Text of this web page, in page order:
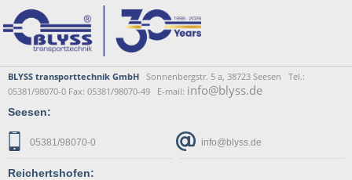
BLYSS transporttechnik GmbH Sonnenbergstr. 5 a, 38723 Seesen Tel.:
05381/98070-0 Fax: 05381/98070-49 E-mail: info@blyss.de
Seesen:
05381/98070-0 info@blyss.de
Reichertshofen: